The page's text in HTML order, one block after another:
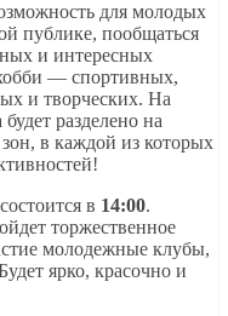
для молодых
публике, пообщаться
и интересных
— спортивных,
и творческих. На
разделено на
в каждой из которых
в 14:00.
торжественное
молодежные клубы,
ярко, красочно и